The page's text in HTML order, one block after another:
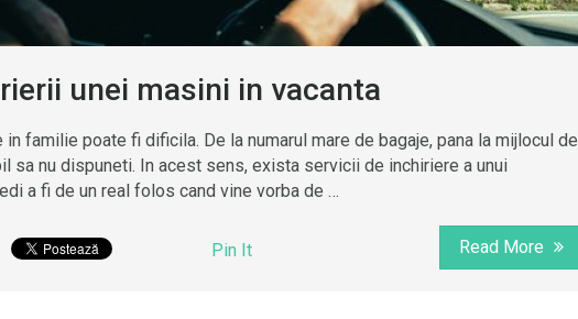
unei masini in vacanta
familie poate fi dificila. De la numarul mare de bagaje, pana la mijlocul de
sa nu dispuneti. In acest sens, exista servicii de inchiriere a unui
a fi de un real folos cand vine vorba de …
Pin It Read More